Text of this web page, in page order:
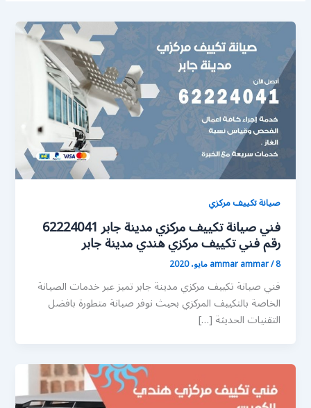
صيانة تكييف مركزي
فني صيانة تكييف مركزي مدينة جابر 62224041
رقم فني تكييف مركزي هندي مدينة جابر
ammar ammar/8 مايو، 2020
فني صيانة تكييف مركزي مدينة جابر تميز عبر خدمات الصيانة
الخاصة بالتكييف المركزي بحيث نوفر صيانة متطورة بافضل
التقنيات الحديثة […]